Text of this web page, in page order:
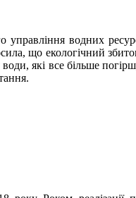
управління водних
що екологічний
які все більше